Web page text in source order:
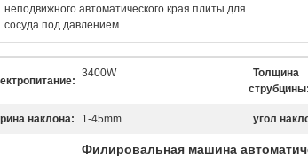
неподвижного автоматического края плиты для
сосуда под давлением
3400W
Толщина
струбцины:
наклона: 1-45mm угол
Филировальная машина